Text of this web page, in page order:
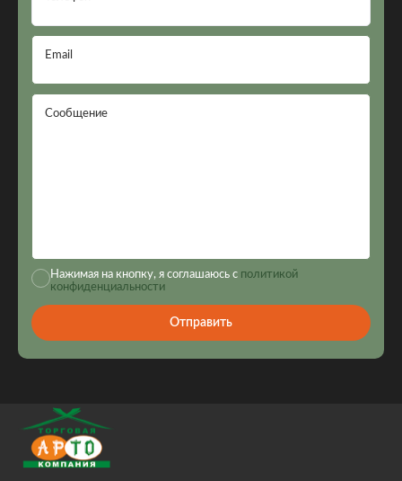
Email
Сообщение
Нажимая на кнопку, я соглашаюсь с политикой
конфиденциальности
Отправить